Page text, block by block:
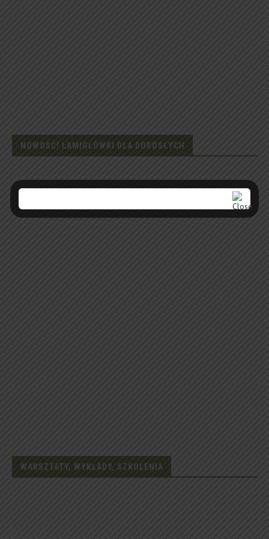
NOWOŚĆ! ŁAMIGŁÓWKI DLA DOROSŁYCH
WARSZTATY, WYKŁADY, SZKOLENIA